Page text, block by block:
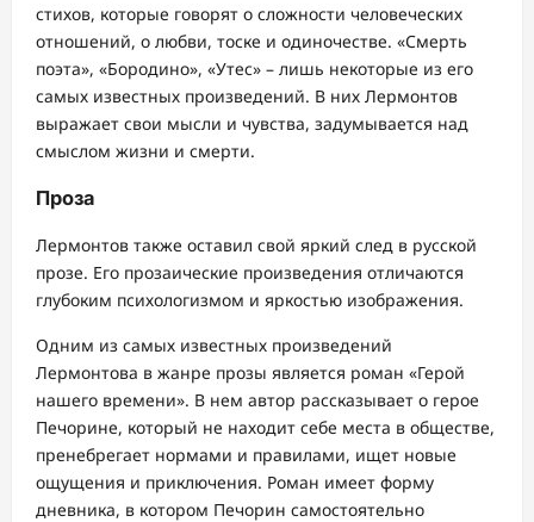
стихов, которые говорят о сложности человеческих
отношений, о любви, тоске и одиночестве. «Смерть
поэта», «Бородино», «Утес» – лишь некоторые из его
самых известных произведений. В них Лермонтов
выражает свои мысли и чувства, задумывается над
смыслом жизни и смерти.
Проза
Лермонтов также оставил свой яркий след в русской
прозе. Его прозаические произведения отличаются
глубоким психологизмом и яркостью изображения.
Одним из самых известных произведений
Лермонтова в жанре прозы является роман «Герой
нашего времени». В нем автор рассказывает о герое
Печорине, который не находит себе места в обществе,
пренебрегает нормами и правилами, ищет новые
ощущения и приключения. Роман имеет форму
дневника, в котором Печорин самостоятельно